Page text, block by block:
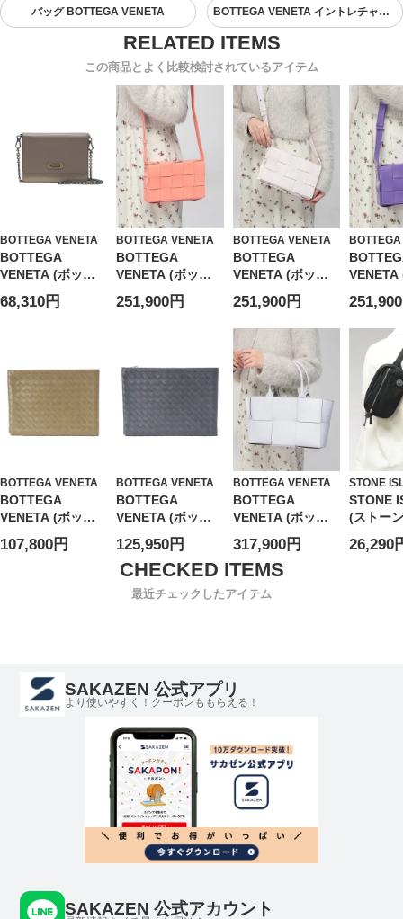
バッグ BOTTEGA VENETA BOTTEGA VENETA イントレチャート
この商品とよく比較検討されているアイテム
BOTTEGA VENETA
BOTTEGA
VENETA (ボッテ
ガ・ヴェネタ) チ
ェーン ウォレット
68,310円
BOTTEGA VENETA
BOTTEGA
VENETA (ボッテ
ガ・ヴェネタ) イ
ントレチャート レ
BVL578004VMAY
1E レディース
251,900円
BOTTEGA VENETA
BOTTEGA
VENETA (ボッテ
ガ・ヴェネタ) イ
ントレチャート レ
ザー ショルダーバ
ッグ CASSET カ
セット
BVL578004VMAY
1D レディース
251,900円
VENETA
ントレ
ザー シ
ッグ
セット
1C レデ
BOTTEGA VENETA
BOTTEGA
VENETA (ボッテ
ガ・ヴェネタ) イ
ントレチャート ク
107,800円
BOTTEGA VENETA
BOTTEGA
VENETA (ボッテ
ガ・ヴェネタ) イ
ントレチャート ク
ラッチバッグ
BV607479VCPQ5
メンズ
125,950円
BOTTEGA VENETA
BOTTEGA
VENETA (ボッテ
ガ・ヴェネタ) イ
ントレチャート レ
ザー トートバッグ
ARCO TOTE アル
コト―ト
317,900円
STONE
STONE
(ストー
ド) メン
バッグ
26,290
最近チェックしたアイテム
SAKAZEN 公式アプリ
より使いやすく！クーポンももらえる！
SAKAZEN 公式アカウント